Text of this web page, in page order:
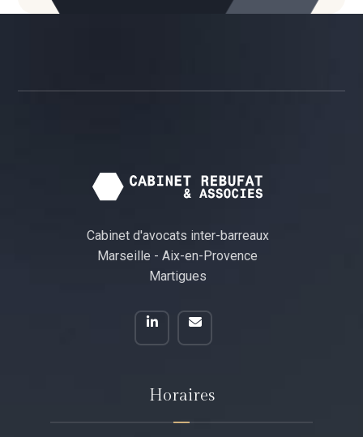
Cabinet d'avocats inter-barreaux
Marseille - Aix-en-Provence
Martigues
Horaires